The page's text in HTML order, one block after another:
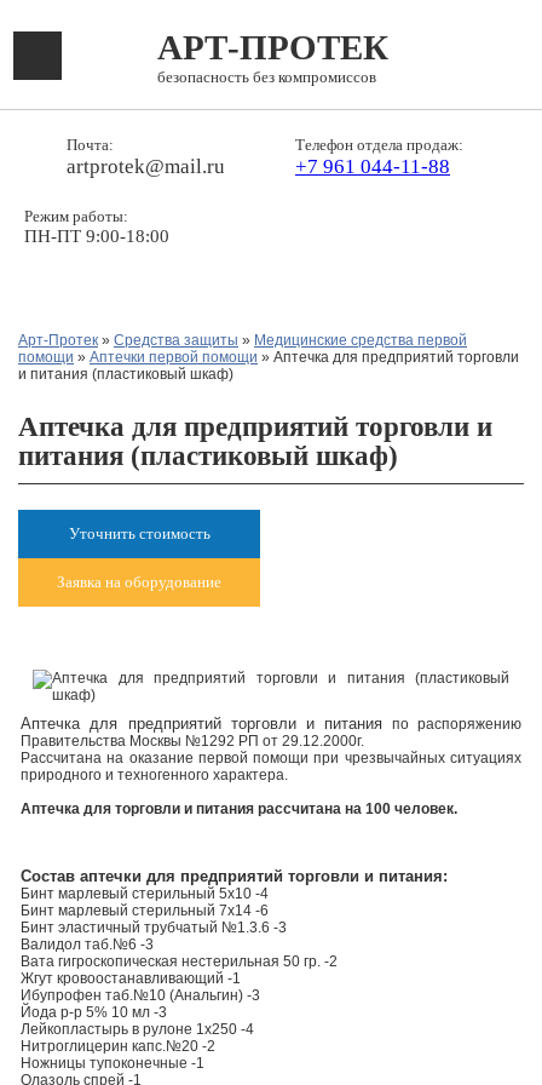
АРТ-ПРОТЕК
безопасность без компромиссов
Почта:
artprotek@mail.ru
Телефон отдела продаж:
+7 961 044-11-88
Режим работы:
ПН-ПТ 9:00-18:00
Арт-Протек » Средства защиты » Медицинские средства первой
помощи » Аптечки первой помощи » Аптечка для предприятий торговли
и питания (пластиковый шкаф)
Аптечка для предприятий торговли и
питания (пластиковый шкаф)
Уточнить стоимость
Заявка на оборудование
Аптечка для предприятий торговли и питания по распоряжению
Правительства Москвы №1292 РП от 29.12.2000г.
Рассчитана на оказание первой помощи при чрезвычайных ситуациях
природного и техногенного характера.
Аптечка для торговли и питания рассчитана на 100 человек.
Состав аптечки для предприятий торговли и питания:
Бинт марлевый стерильный 5х10 -4
Бинт марлевый стерильный 7х14 -6
Бинт эластичный трубчатый №1.3.6 -3
Валидол таб.№6 -3
Вата гигроскопическая нестерильная 50 гр. -2
Жгут кровоостанавливающий -1
Ибупрофен таб.№10 (Анальгин) -3
Йода р-р 5% 10 мл -3
Лейкопластырь в рулоне 1х250 -4
Нитроглицерин капс.№20 -2
Ножницы тупоконечные -1
Олазоль спрей -1